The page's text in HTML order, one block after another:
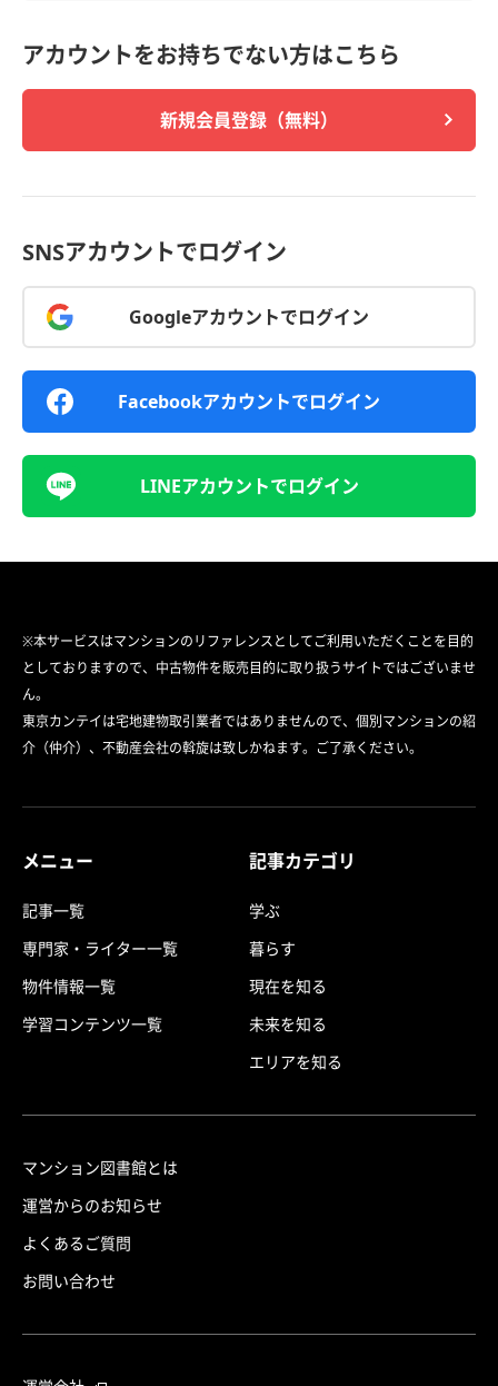
アカウントをお持ちでない方はこちら
新規会員登録（無料）
SNSアカウントでログイン
Googleアカウントでログイン
Facebookアカウントでログイン
LINEアカウントでログイン
※本サービスはマンションのリファレンスとしてご利用いただくことを目的
としておりますので、中古物件を販売目的に取り扱うサイトではございませ
ん。
東京カンテイは宅地建物取引業者ではありませんので、個別マンションの紹
介（仲介）、不動産会社の斡旋は致しかねます。ご了承ください。
メニュー
記事一覧
専門家・ライター一覧
物件情報一覧
学習コンテンツ一覧
記事カテゴリ
学ぶ
暮らす
現在を知る
未来を知る
エリアを知る
マンション図書館とは
運営からのお知らせ
よくあるご質問
お問い合わせ